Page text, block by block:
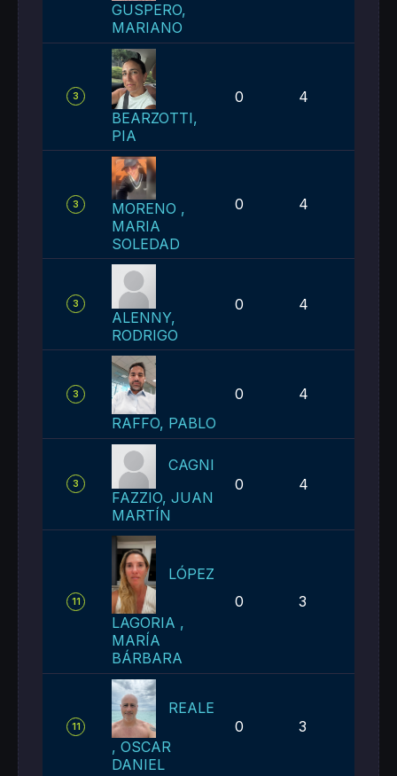
GUSPERO,
MARIANO
3
BEARZOTTI,
PIA
0 4
3
MORENO ,
MARIA
SOLEDAD
0 4
3
ALENNY,
RODRIGO
0 4
3
RAFFO, PABLO
0 4
3
CAGNI
FAZZIO, JUAN
MARTÍN
0 4
11
LÓPEZ
LAGORIA ,
MARÍA
BÁRBARA
0 3
11
REALE
, OSCAR
DANIEL
0 3